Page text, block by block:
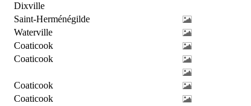
Dixville
Saint-Herménégilde
Waterville
Coaticook
Coaticook
Coaticook
Coaticook